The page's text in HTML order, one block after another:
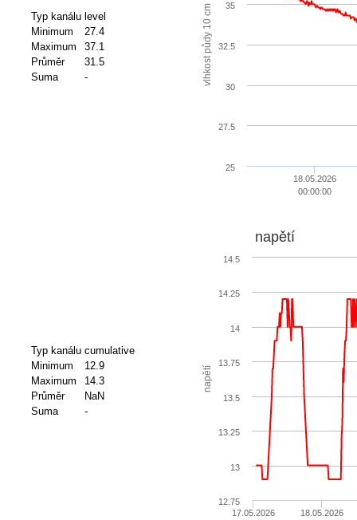
Typ kanálu level
Minimum
27.4
Maximum
37.1
Průměr
31.5
Suma
- vlhkost půdy 10 cm
18.05.2026
00:00:00
25
27.5
30
32.5
35
Typ kanálu cumulative
Minimum
12.9
Maximum
14.3
Průměr
NaN
Suma
-
napětí
napětí
18.05.2026
17.05.2026
12.75
13
13.25
13.5
13.75
14
14.25
14.5